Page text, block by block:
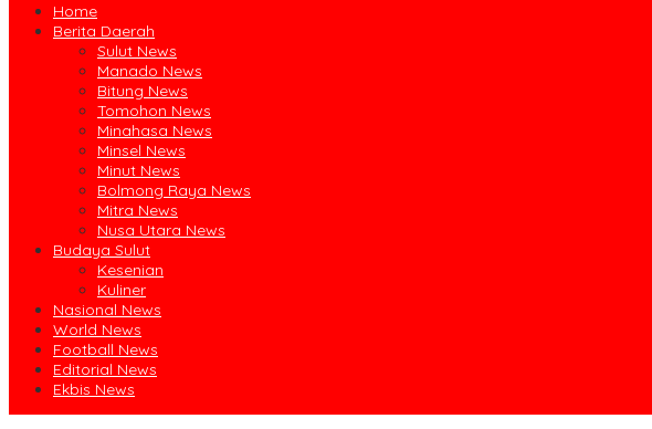
Home
Berita Daerah
Sulut News
Manado News
Bitung News
Tomohon News
Minahasa News
Minsel News
Minut News
Bolmong Raya News
Mitra News
Nusa Utara News
Budaya Sulut
Kesenian
Kuliner
Nasional News
World News
Football News
Editorial News
Ekbis News